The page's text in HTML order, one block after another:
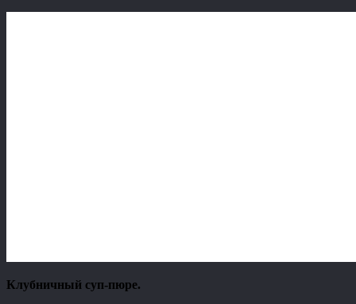
Клубничный суп-пюре.